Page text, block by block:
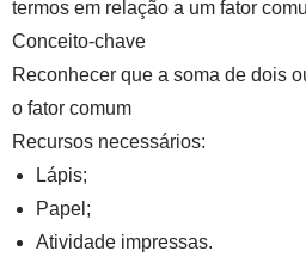
termos em relação a um fator
Conceito-chave
Reconhecer que a soma de dois
o fator comum
Recursos necessários:
Lápis;
Papel;
Atividade impressas.